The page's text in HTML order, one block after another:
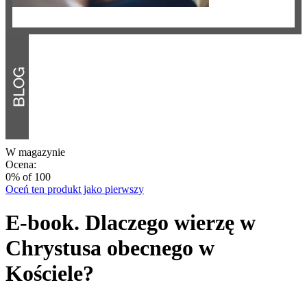
W magazynie
Ocena:
0% of 100
Oceń ten produkt jako pierwszy
E-book. Dlaczego wierzę w
Chrystusa obecnego w
Kościele?